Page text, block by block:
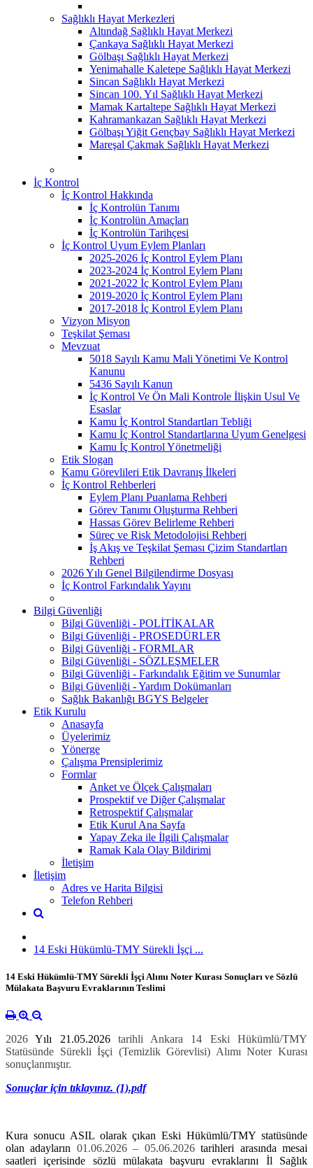
Sağlıklı Hayat Merkezleri
Altındağ Sağlıklı Hayat Merkezi
Çankaya Sağlıklı Hayat Merkezi
Gölbaşı Sağlıklı Hayat Merkezi
Yenimahalle Kaletepe Sağlıklı Hayat Merkezi
Sincan Sağlıklı Hayat Merkezi
Sincan 100. Yıl Sağlıklı Hayat Merkezi
Mamak Kartaltepe Sağlıklı Hayat Merkezi
Kahramankazan Sağlıklı Hayat Merkezi
Gölbaşı Yiğit Gençbay Sağlıklı Hayat Merkezi
Mareşal Çakmak Sağlıklı Hayat Merkezi
İç Kontrol
İç Kontrol Hakkında
İç Kontrolün Tanımı
İç Kontrolün Amaçları
İç Kontrolün Tarihçesi
İç Kontrol Uyum Eylem Planları
2025-2026 İç Kontrol Eylem Planı
2023-2024 İç Kontrol Eylem Planı
2021-2022 İç Kontrol Eylem Planı
2019-2020 İç Kontrol Eylem Planı
2017-2018 İç Kontrol Eylem Planı
Vizyon Misyon
Teşkilat Şeması
Mevzuat
5018 Sayılı Kamu Mali Yönetimi Ve Kontrol
Kanunu
5436 Sayılı Kanun
İç Kontrol Ve Ön Mali Kontrole İlişkin Usul Ve
Esaslar
Kamu İç Kontrol Standartları Tebliği
Kamu İç Kontrol Standartlarına Uyum Genelgesi
Kamu İç Kontrol Yönetmeliği
Etik Slogan
Kamu Görevlileri Etik Davranış İlkeleri
İç Kontrol Rehberleri
Eylem Planı Puanlama Rehberi
Görev Tanımı Oluşturma Rehberi
Hassas Görev Belirleme Rehberi
Süreç ve Risk Metodolojisi Rehberi
İş Akış ve Teşkilat Şeması Çizim Standartları
Rehberi
2026 Yılı Genel Bilgilendirme Dosyası
İç Kontrol Farkındalık Yayını
Bilgi Güvenliği
Bilgi Güvenliği - POLİTİKALAR
Bilgi Güvenliği - PROSEDÜRLER
Bilgi Güvenliği - FORMLAR
Bilgi Güvenliği - SÖZLEŞMELER
Bilgi Güvenliği - Farkındalık Eğitim ve Sunumlar
Bilgi Güvenliği - Yardım Dokümanları
Sağlık Bakanlığı BGYS Belgeler
Etik Kurulu
Anasayfa
Üyelerimiz
Yönerge
Çalışma Prensiplerimiz
Formlar
Anket ve Ölçek Çalışmaları
Prospektif ve Diğer Çalışmalar
Retrospektif Çalışmalar
Etik Kurul Ana Sayfa
Yapay Zeka ile İlgili Çalışmalar
Ramak Kala Olay Bildirimi
İletişim
İletişim
Adres ve Harita Bilgisi
Telefon Rehberi
14 Eski Hükümlü-TMY Sürekli İşçi ...
14 Eski Hükümlü-TMY Sürekli İşçi Alımı Noter Kurası Sonuçları ve Sözlü
Mülakata Başvuru Evraklarının Teslimi
2026Yılı 21.05.2026 tarihli Ankara 14 Eski Hükümlü/TMY
Statüsünde Sürekli İşçi (Temizlik Görevlisi) Alımı Noter Kurası
sonuçlanmıştır.
Sonuçlar için tıklayınız. (1).pdf
Kura sonucu ASIL olarak çıkan Eski Hükümlü/TMY statüsünde
olan adayların 01.06.2026 – 05.06.2026tarihleri arasında mesai
saatleri içerisinde sözlü mülakata başvuru evraklarını İl Sağlık